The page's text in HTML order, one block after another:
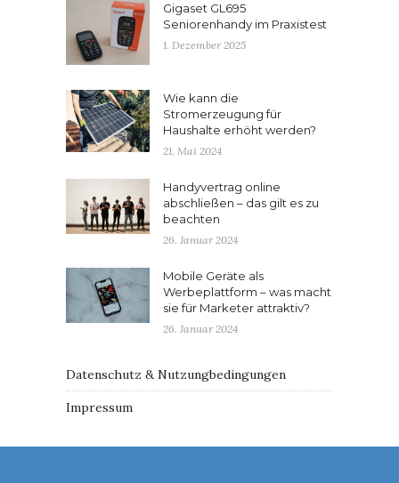
Gigaset GL695
Seniorenhandy im Praxistest
1. Dezember 2025
Wie kann die
Stromerzeugung für
Haushalte erhöht werden?
21. Mai 2024
Handyvertrag online
abschließen – das gilt es zu
beachten
26. Januar 2024
Mobile Geräte als
Werbeplattform – was macht
sie für Marketer attraktiv?
26. Januar 2024
Datenschutz & Nutzungbedingungen
Impressum